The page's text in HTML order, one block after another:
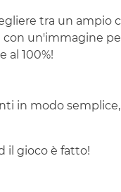
tra un
con un'immagine
al 100%!
in modo
il gioco è fatto!